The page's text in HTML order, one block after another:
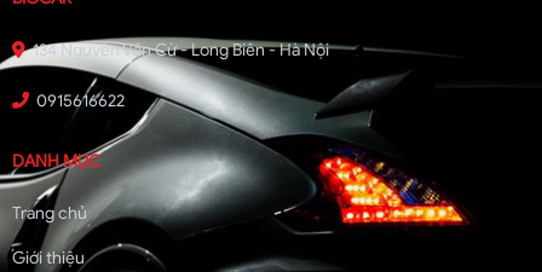
134 Nguyễn Văn Cừ - Long Biên - Hà Nội
0915616622
DANH MỤC
Trang chủ
Giới thiệu